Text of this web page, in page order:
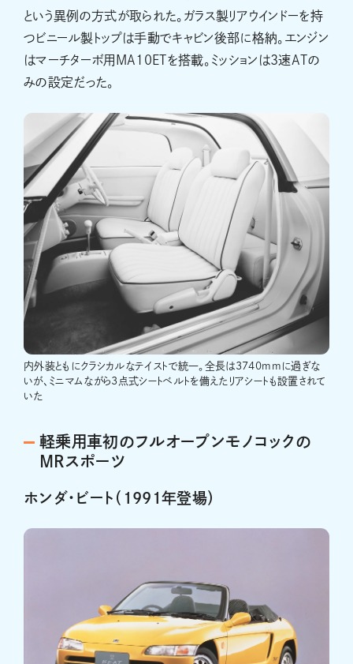
という異例の方式が取られた。ガラス製リアウインドーを持
つビニール製トップは手動でキャビン後部に格納。エンジン
はマーチターボ用MA10ETを搭載。ミッションは3速ATの
みの設定だった。
内外装ともにクラシカルなテイストで統一。全長は3740mmに過ぎな
いが、ミニマムながら3点式シートベルトを備えたリアシートも設置されて
いた
軽乗用車初のフルオープンモノコックの
MRスポーツ
ホンダ・ビート（1991年登場）